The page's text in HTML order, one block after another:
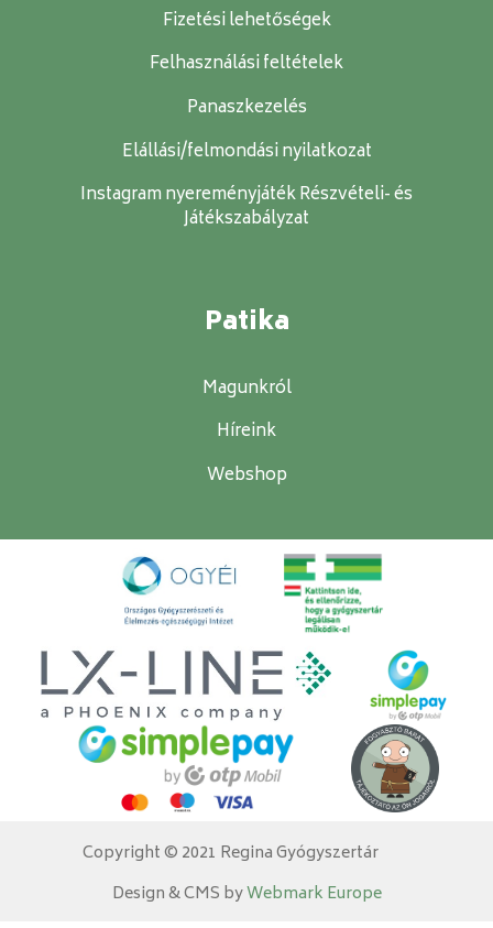
Fizetési lehetőségek
Felhasználási feltételek
Panaszkezelés
Elállási/felmondási nyilatkozat
Instagram nyereményjáték Részvételi- és
Játékszabályzat
Patika
Magunkról
Híreink
Webshop
Copyright © 2021 Regina Gyógyszertár
Design & CMS byWebmark Europe